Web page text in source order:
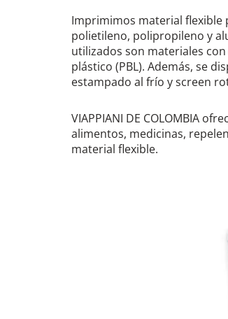
Imprimimos material flexible
polietileno, polipropileno y
utilizados son materiales
plástico (PBL). Además, se
estampado al frío y screen
VIAPPIANI DE COLOMBIA
alimentos, medicinas,
material flexible.